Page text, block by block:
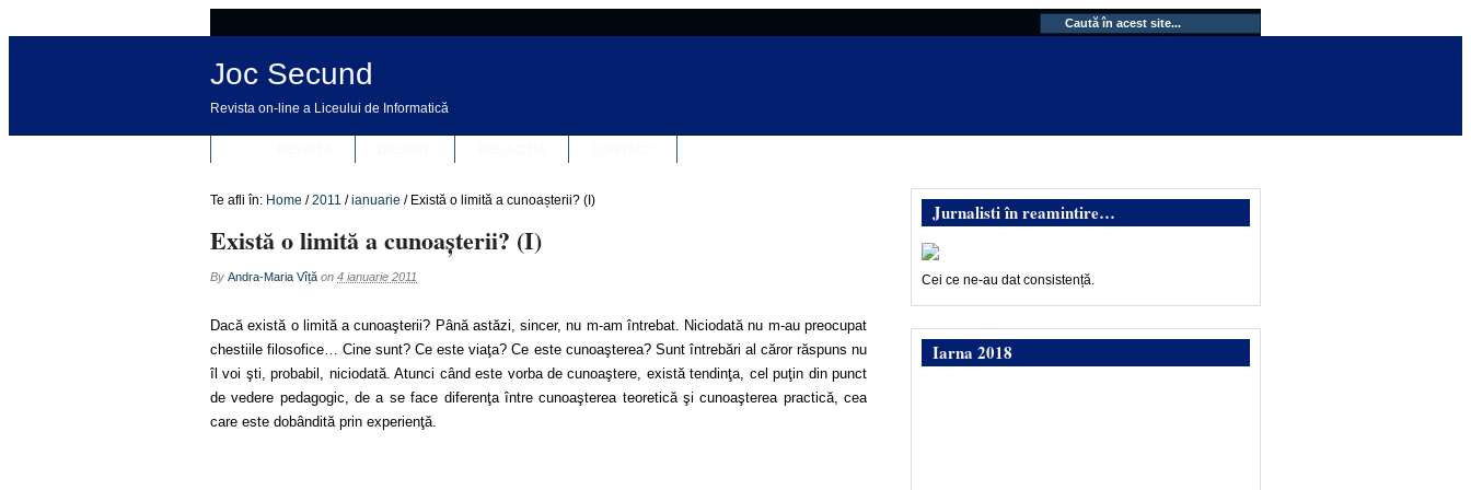
Joc Secund
Revista on-line a Liceului de Informatică
Te afli în: Home / 2011 / ianuarie / Există o limită a cunoașterii? (I)
Există o limită a cunoașterii? (I)
By Andra-Maria Vîță on 4 ianuarie 2011
Dacă există o limită a cunoaşterii? Până astăzi, sincer, nu m-am întrebat. Niciodată nu m-au preocupat
chestiile filosofice… Cine sunt? Ce este viaţa? Ce este cunoaşterea? Sunt întrebări al căror răspuns nu
îl voi şti, probabil, niciodată. Atunci când este vorba de cunoaştere, există tendinţa, cel puţin din punct
de vedere pedagogic, de a se face diferenţa între cunoaşterea teoretică şi cunoaşterea practică, cea
care este dobândită prin experienţă.
Jurnalisti în reamintire…
Cei ce ne-au dat consistență.
Iarna 2018